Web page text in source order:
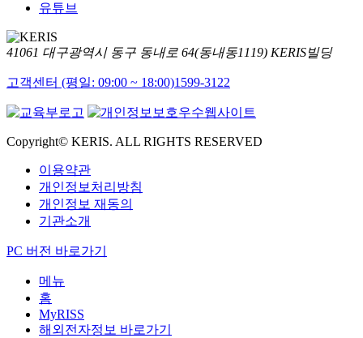
유튜브
41061 대구광역시 동구 동내로 64(동내동1119) KERIS빌딩
고객센터 (평일: 09:00 ~ 18:00)1599-3122
Copyright© KERIS. ALL RIGHTS RESERVED
이용약관
개인정보처리방침
개인정보 재동의
기관소개
PC 버전 바로가기
메뉴
홈
MyRISS
해외전자정보 바로가기